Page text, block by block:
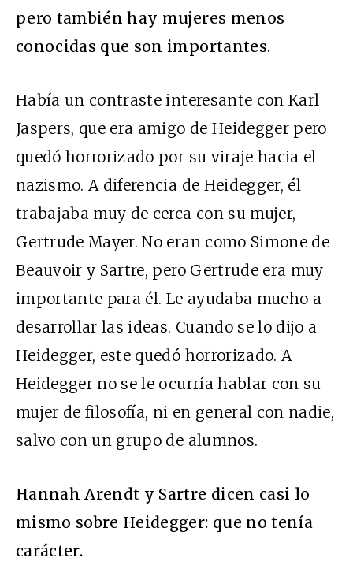
pero también hay mujeres menos
conocidas que son importantes.
Había un contraste interesante con Karl
Jaspers, que era amigo de Heidegger pero
quedó horrorizado por su viraje hacia el
nazismo. A diferencia de Heidegger, él
trabajaba muy de cerca con su mujer,
Gertrude Mayer. No eran como Simone de
Beauvoir y Sartre, pero Gertrude era muy
importante para él. Le ayudaba mucho a
desarrollar las ideas. Cuando se lo dijo a
Heidegger, este quedó horrorizado. A
Heidegger no se le ocurría hablar con su
mujer de filosofía, ni en general con nadie,
salvo con un grupo de alumnos.
Hannah Arendt y Sartre dicen casi lo
mismo sobre Heidegger: que no tenía
carácter.